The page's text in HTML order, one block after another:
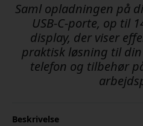
Saml opladningen på
USB-C-porte, op til
display, der viser
praktisk løsning til
telefon og tilbehør
Beskrivelse